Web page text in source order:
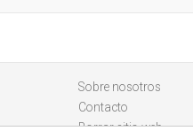
Sobre nosotros
Contacto
Borrar sitio web